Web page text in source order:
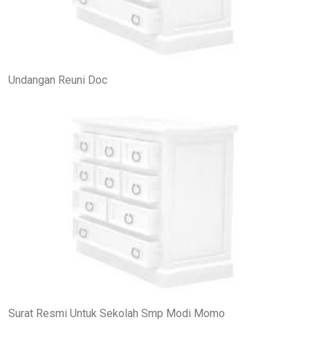
Undangan Reuni Doc
Surat Resmi Untuk Sekolah Smp Modi Momo